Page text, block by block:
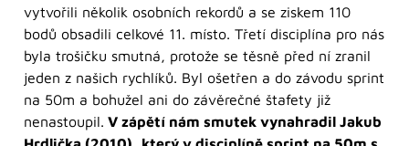
vytvořili několik osobních rekordů a se ziskem 110
bodů obsadili celkové 11. místo. Třetí disciplína pro nás
byla trošičku smutná, protože se těsně před ní zranil
jeden z našich rychlíků. Byl ošetřen a do závodu sprint
na 50m a bohužel ani do závěrečné štafety již
nenastoupil. V zápětí nám smutek vynahradil Jakub